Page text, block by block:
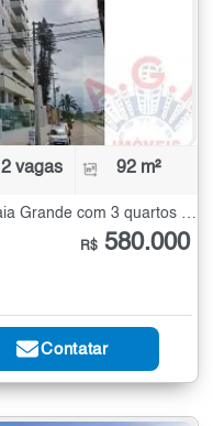
2 vagas 92 m²
Apartamento à Venda no Jardim Praia Grande com 3 quartos - 92 m²
R$ 580.000
Contatar